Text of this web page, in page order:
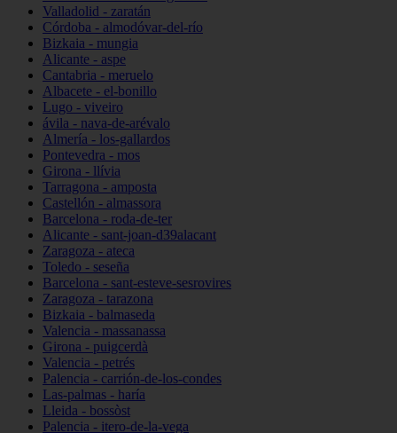
Valladolid - zaratán
Córdoba - almodóvar-del-río
Bizkaia - mungia
Alicante - aspe
Cantabria - meruelo
Albacete - el-bonillo
Lugo - viveiro
ávila - nava-de-arévalo
Almería - los-gallardos
Pontevedra - mos
Girona - llívia
Tarragona - amposta
Castellón - almassora
Barcelona - roda-de-ter
Alicante - sant-joan-d39alacant
Zaragoza - ateca
Toledo - seseña
Barcelona - sant-esteve-sesrovires
Zaragoza - tarazona
Bizkaia - balmaseda
Valencia - massanassa
Girona - puigcerdà
Valencia - petrés
Palencia - carrión-de-los-condes
Las-palmas - haría
Lleida - bossòst
Palencia - itero-de-la-vega